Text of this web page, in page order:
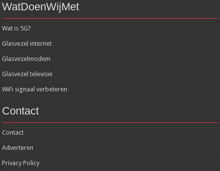
WatDoenWijMet
Wat is 5G?
Glasvezel internet
Glasvezelmodem
Glasvezel televisie
WiFi signaal verbeteren
Contact
Contact
Adverteren
Privacy Policy